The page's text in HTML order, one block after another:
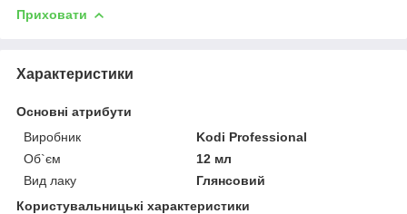
Приховати
Характеристики
Основні атрибути
Виробник
Kodi Professional
Об`єм
12 мл
Вид лаку
Глянсовий
Користувальницькі характеристики